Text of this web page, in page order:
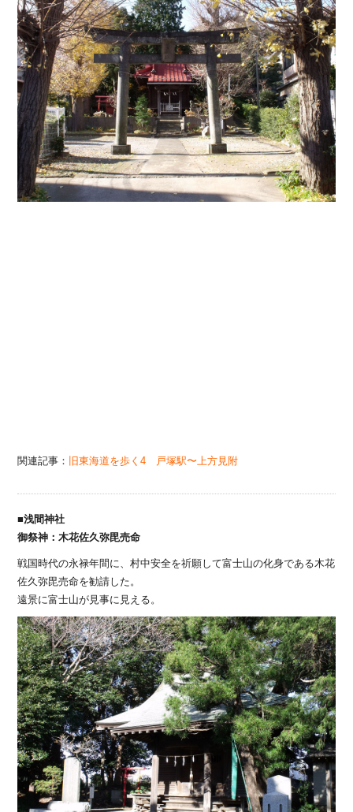
関連記事： 旧東海道を歩く4 戸塚駅〜上方見附
■浅間神社
御祭神：木花佐久弥毘売命
戦国時代の永禄年間に、村中安全を祈願して富士山の化身である木花
佐久弥毘売命を勧請した。
遠景に富士山が見事に見える。